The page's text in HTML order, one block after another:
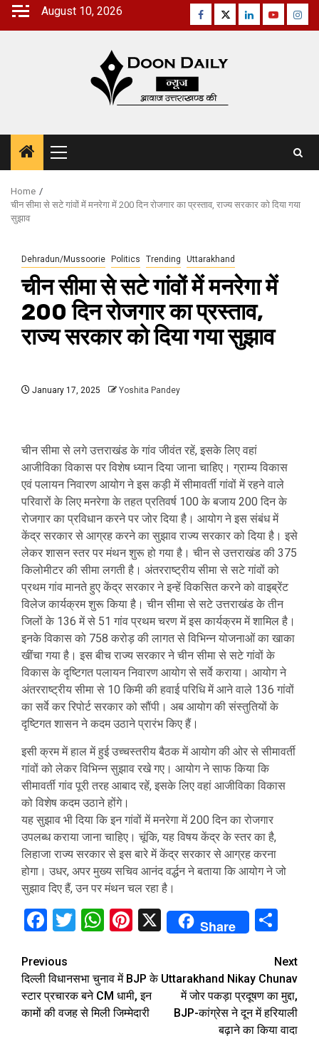
Skip
August 10, 2026 Facebook
TwitterLinkedinYoutube
Primary
Menu
Home
चीन सीमा से सटे गांवों में मनरेगा में 200 दिन रोजगार का प्रस्ताव, राज्य सरकार को दिया गया
सुझाव
Dehradun/Mussoorie Politics Trending Uttarakhand
चीन सीमा से सटे गांवों में मनरेगा में
200 दिन रोजगार का प्रस्ताव,
राज्य सरकार को दिया गया सुझाव
January 17, 2025 Yoshita Pandey
चीन सीमा से लगे उत्तराखंड के गांव जीवंत रहें, इसके लिए वहां
आजीविका विकास पर विशेष ध्यान दिया जाना चाहिए। ग्राम्य विकास
एवं पलायन निवारण आयोग ने इस कड़ी में सीमावर्ती गांवों में रहने वाले
परिवारों के लिए मनरेगा के तहत प्रतिवर्ष 100 के बजाय 200 दिन के
रोजगार का प्रविधान करने पर जोर दिया है। आयोग ने इस संबंध में
केंद्र सरकार से आग्रह करने का सुझाव राज्य सरकार को दिया है। इसे
लेकर शासन स्तर पर मंथन शुरू हो गया है। चीन से उत्तराखंड की 375
किलोमीटर की सीमा लगती है। अंतरराष्ट्रीय सीमा से सटे गांवों को
प्रथम गांव मानते हुए केंद्र सरकार ने इन्हें विकसित करने को वाइब्रेंट
विलेज कार्यक्रम शुरू किया है। चीन सीमा से सटे उत्तराखंड के तीन
जिलों के 136 में से 51 गांव प्रथम चरण में इस कार्यक्रम में शामिल है।
इनके विकास को 758 करोड़ की लागत से विभिन्न योजनाओं का खाका
खींचा गया है। इस बीच राज्य सरकार ने चीन सीमा से सटे गांवों के
विकास के दृष्टिगत पलायन निवारण आयोग से सर्वे कराया। आयोग ने
अंतरराष्ट्रीय सीमा से 10 किमी की हवाई परिधि में आने वाले 136 गांवों
का सर्वे कर रिपोर्ट सरकार को सौंपी। अब आयोग की संस्तुतियों के
दृष्टिगत शासन ने कदम उठाने प्रारंभ किए हैं।
इसी क्रम में हाल में हुई उच्चस्तरीय बैठक में आयोग की ओर से सीमावर्ती
गांवों को लेकर विभिन्न सुझाव रखे गए। आयोग ने साफ किया कि
सीमावर्ती गांव पूरी तरह आबाद रहें, इसके लिए वहां आजीविका विकास
को विशेष कदम उठाने होंगे।
यह सुझाव भी दिया कि इन गांवों में मनरेगा में 200 दिन का रोजगार
उपलब्ध कराया जाना चाहिए। चूंकि, यह विषय केंद्र के स्तर का है,
लिहाजा राज्य सरकार से इस बारे में केंद्र सरकार से आग्रह करना
होगा। उधर, अपर मुख्य सचिव आनंद वर्द्धन ने बताया कि आयोग ने जो
सुझाव दिए हैं, उन पर मंथन चल रहा है।
Facebook
Twitter
WhatsApp
Pinterest
X Share
Continue
Reading
Previous
दिल्ली विधानसभा चुनाव में BJP के
स्टार प्रचारक बने CM धामी, इन
कामों की वजह से मिली जिम्मेदारी
Next
Uttarakhand Nikay Chunav
में जोर पकड़ा प्रदूषण का मुद्दा,
BJP-कांग्रेस ने दून में हर‍ियाली
बढ़ाने का किया वादा